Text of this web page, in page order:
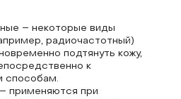
– некоторые виды
радиочастотный)
подтянуть кожу,
к
способам.
применяются при